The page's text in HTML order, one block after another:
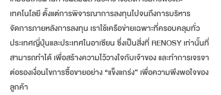
เทคโนโลยี ตั้งแต่การพิจารณาการลงทุนไปจนถึงการบริหาร
จัดการภายหลังการลงทุน เราใช้เครือข่ายเฉพาะที่ครอบคลุมทั่ว
ประเทศญี่ปุ่นและประเทศในอาเซียน ซึ่งเป็นสิ่งที่ RENOSY เท่านั้นที่
สามารถทำได้ เพื่อสร้างความไว้วางใจกับเจ้าของ และทำการเจรจา
ต่อรองเงื่อนไขการซื้อขายอย่าง “แข็งแกร่ง” เพื่อความพึงพอใจของ
ลูกค้า